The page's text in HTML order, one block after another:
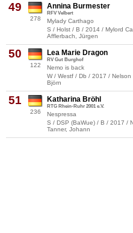
49
278
Annina Burmester
RFV Velbert
Mylady Carthago
S / Holst / B / 2014 / Mylord
Afflerbach, Jürgen
50
122
Lea Marie Dragon
RV Gut Burghof
Nemo is back
W / Westf / Db / 2017 /
Björn
51
236
Katharina Bröhl
RTG Rhein-Ruhr 2001 e.V.
Nespressa
S / DSP (BaWue) / B / 2017 /
Tanner, Johann